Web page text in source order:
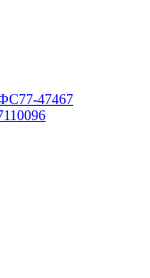
47467